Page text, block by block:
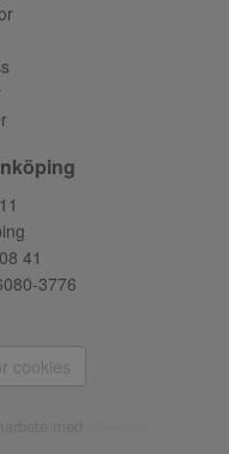
41
3776
cookies